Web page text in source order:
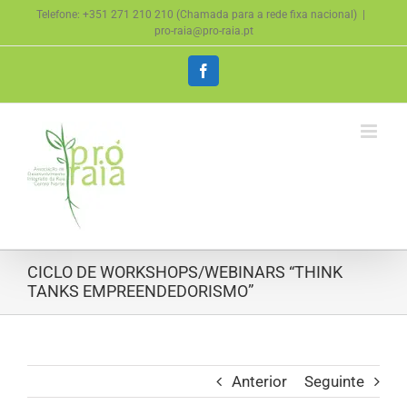
content
Telefone: +351 271 210 210 (Chamada para a rede fixa nacional)
pro-raia@pro-raia.pt
Facebook
CICLO DE WORKSHOPS/WEBINARS “THINK
TANKS EMPREENDEDORISMO”
Anterior Seguinte